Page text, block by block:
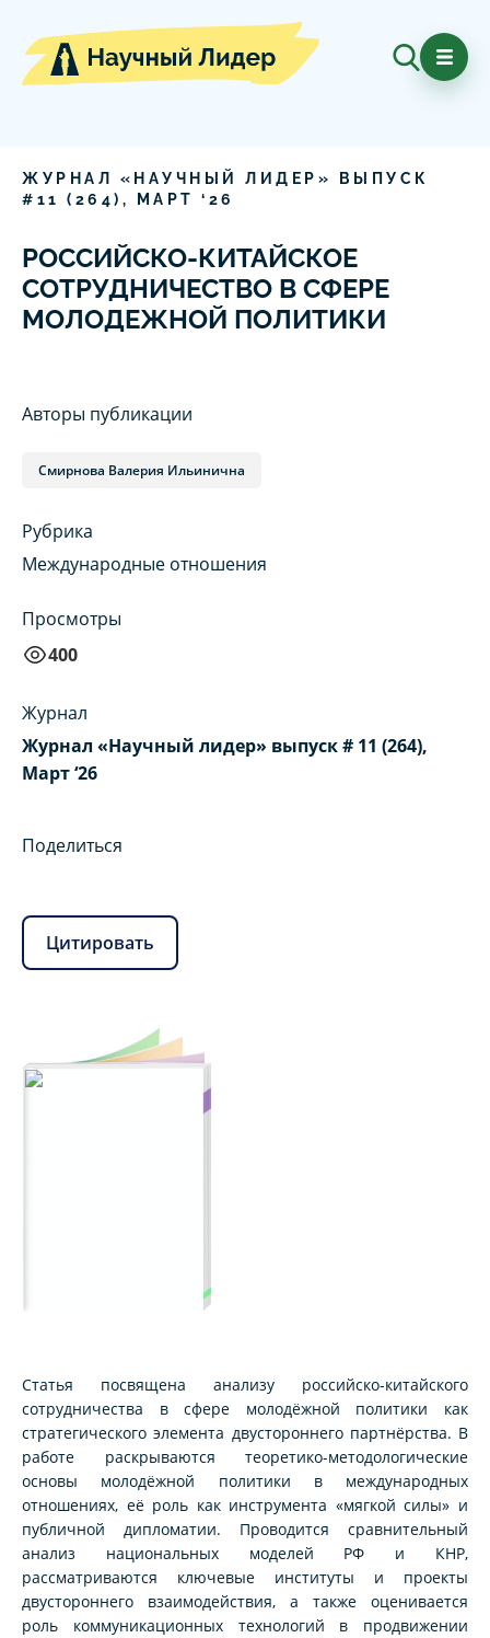
ЖУРНАЛ «НАУЧНЫЙ ЛИДЕР» ВЫПУСК
# 11 ( 264), МАРТ ‘ 26
РОССИЙСКО-КИТАЙСКОЕ
СОТРУДНИЧЕСТВО В СФЕРЕ
МОЛОДЕЖНОЙ ПОЛИТИКИ
Авторы публикации
Смирнова Валерия Ильинична
Рубрика
Международные отношения
Просмотры
400
Журнал
Журнал «Научный лидер» выпуск # 11 (264),
Март ‘26
Поделиться
Цитировать
Статья посвящена анализу российско-китайского
сотрудничества в сфере молодёжной политики как
стратегического элемента двустороннего партнёрства. В
работе раскрываются теоретико-методологические
основы молодёжной политики в международных
отношениях, её роль как инструмента «мягкой силы» и
публичной дипломатии. Проводится сравнительный
анализ национальных моделей РФ и КНР,
рассматриваются ключевые институты и проекты
двустороннего взаимодействия, а также оценивается
роль коммуникационных технологий в продвижении